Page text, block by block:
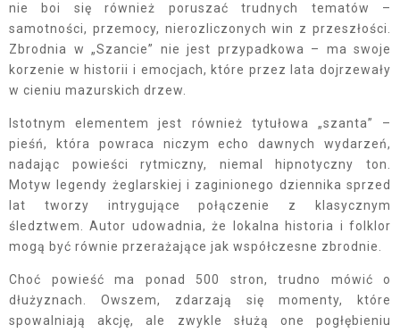
nie boi się również poruszać trudnych tematów –
samotności, przemocy, nierozliczonych win z przeszłości.
Zbrodnia w „Szancie” nie jest przypadkowa – ma swoje
korzenie w historii i emocjach, które przez lata dojrzewały
w cieniu mazurskich drzew.
Istotnym elementem jest również tytułowa „szanta” –
pieśń, która powraca niczym echo dawnych wydarzeń,
nadając powieści rytmiczny, niemal hipnotyczny ton.
Motyw legendy żeglarskiej i zaginionego dziennika sprzed
lat tworzy intrygujące połączenie z klasycznym
śledztwem. Autor udowadnia, że lokalna historia i folklor
mogą być równie przerażające jak współczesne zbrodnie.
Choć powieść ma ponad 500 stron, trudno mówić o
dłużyznach. Owszem, zdarzają się momenty, które
spowalniają akcję, ale zwykle służą one pogłębieniu